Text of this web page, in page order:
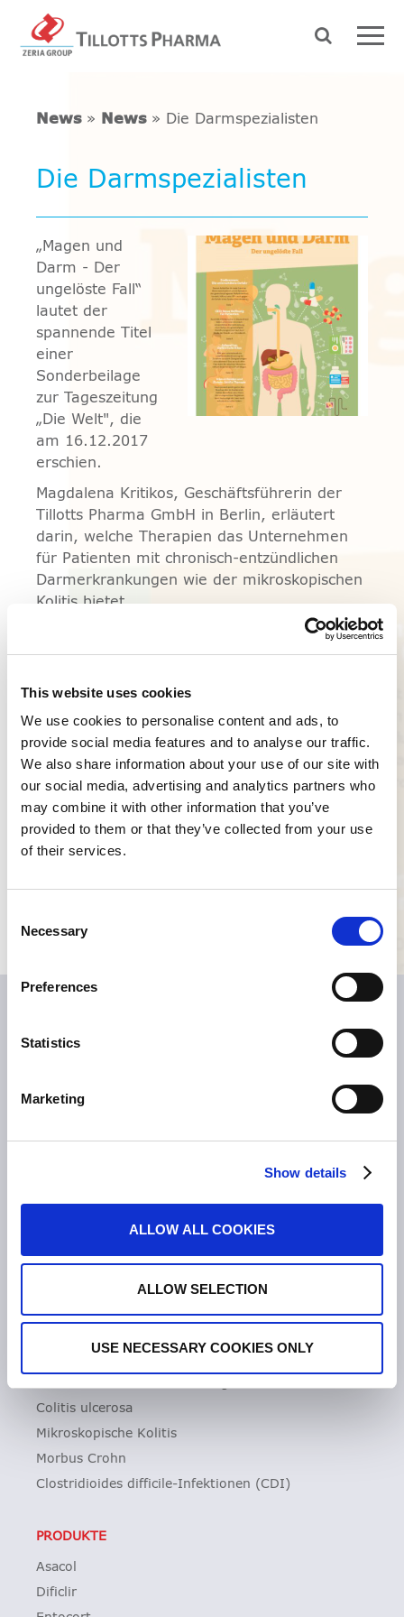
This website uses cookies
We use cookies to personalise content and ads, to
provide social media features and to analyse our traffic.
We also share information about your use of our site with
our social media, advertising and analytics partners who
may combine it with other information that you’ve
provided to them or that they’ve collected from your use
of their services.
Selection
Necessary
Preferences
Statistics
Marketing
Show details
ALLOW ALL COOKIES
ALLOW SELECTION
USE NECESSARY COOKIES ONLY
News» News» Die Darmspezialisten
Die Darmspezialisten
„Magen und
Darm - Der
ungelöste Fall“
lautet der
spannende Titel
einer
Sonderbeilage
zur Tageszeitung
„Die Welt", die
am 16.12.2017
erschien.
Magdalena Kritikos, Geschäftsführerin der
Tillotts Pharma GmbH in Berlin, erläutert
darin, welche Therapien das Unternehmen
für Patienten mit chronisch-entzündlichen
Darmerkrankungen wie der mikroskopischen
Kolitis bietet.
den
Einzelbeitragerhalten Sie hier mit
Verlages zum Download.
News
News
Pressemeldungen
ÜBER TILLOTTS
Was uns auszeichnet
UNSER FOKUS
Colitis ulcerosa
Mikroskopische Kolitis
Morbus Crohn
Clostridioides difficile-Infektionen (CDI)
PRODUKTE
Asacol
Dificlir